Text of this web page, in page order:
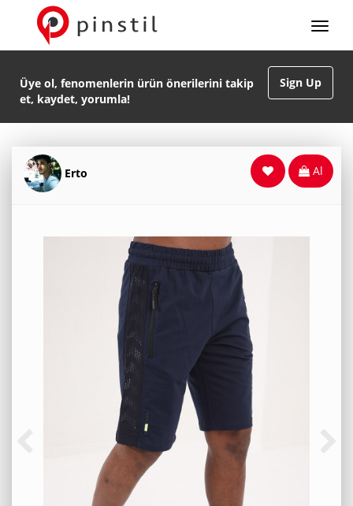
Sign Up
Üye ol, fenomenlerin ürün önerilerini takip
et, kaydet, yorumla!
Erto Al